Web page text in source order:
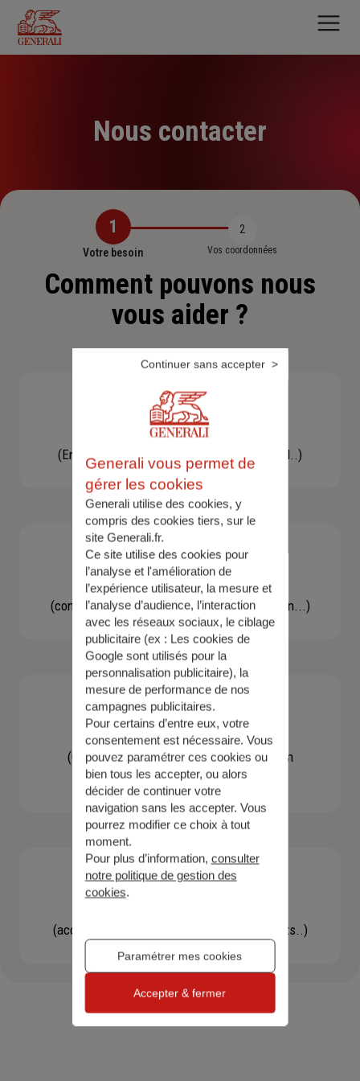
contenu
principal
Nous contacter
1
Votre besoin
2
Vos coordonnées
Comment pouvons nous
vous aider ?
Besoin d'une assistance
(En cas d'accident, bris de glace, un conseil..)
Demande d'information
(concernant une actualité, une réglementation...)
Contacter un agent
(Obtenir un devis, une information, faire un
bilan...)
(accéder à l'espace client, gérer mes contrats..)
Generali vous permet de
gérer les cookies
Generali utilise des cookies, y
compris des cookies tiers, sur le
site Generali.fr.
Ce site utilise des cookies pour
l’analyse et l'amélioration de
l’expérience utilisateur, la mesure et
l’analyse d’audience, l’interaction
avec les réseaux sociaux, le ciblage
publicitaire (ex : Les cookies de
Google sont utilisés pour la
personnalisation publicitaire), la
mesure de performance de nos
campagnes publicitaires.
Pour certains d’entre eux, votre
consentement est nécessaire. Vous
pouvez paramétrer ces cookies ou
bien tous les accepter, ou alors
décider de continuer votre
navigation sans les accepter. Vous
pourrez modifier ce choix à tout
moment.
Pour plus d’information, consulter
notre politique de gestion des
cookies.
Paramétrer mes cookies
Continuer sans accepter
Accepter & fermer